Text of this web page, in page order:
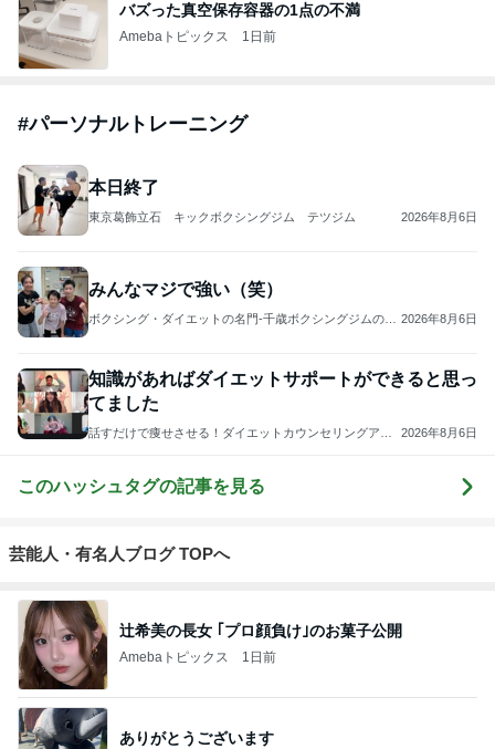
バズった真空保存容器の1点の不満
Amebaトピックス 1日前
#パーソナルトレーニング
本日終了
東京葛飾立石 キックボクシングジム テツジム 2026年8月6日
みんなマジで強い（笑）
ボクシング・ダイエットの名門-千歳ボクシングジムのブ
2026年8月6日
知識があればダイエットサポートができると思っ
てました
話すだけで痩せさせる！ダイエットカウンセリングアカ
2026年8月6日
このハッシュタグの記事を見る
芸能人・有名人ブログ TOPへ
辻希美の長女 ｢プロ顔負け｣のお菓子公開
Amebaトピックス 1日前
ありがとうございます